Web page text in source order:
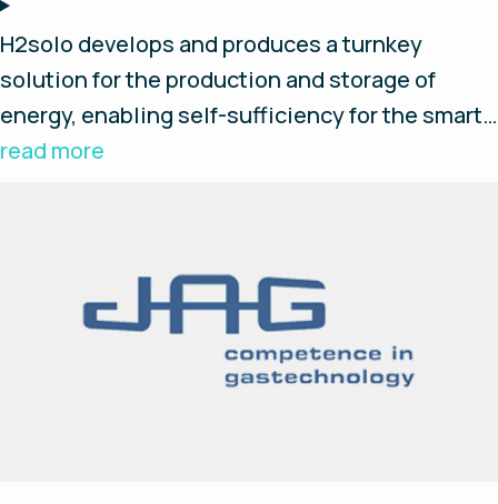
H2solo develops and produces a turnkey
solution for the production and storage of
energy, enabling self-sufficiency for the smart
and independent customer. We believe
and proven suppliers. We strive to form
successful partnerships and explore new
opportunities and technologies to further
read more